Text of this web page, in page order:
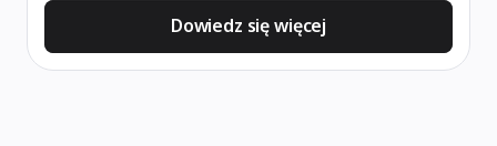
Dowiedz się więcej